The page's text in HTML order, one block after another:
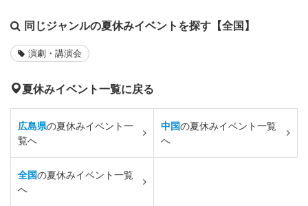
同じジャンルの夏休みイベントを探す【全国】
演劇・講演会
夏休みイベント一覧に戻る
広島県の夏休みイベント一
覧へ
中国の夏休みイベント一覧
へ
全国の夏休みイベント一覧
へ